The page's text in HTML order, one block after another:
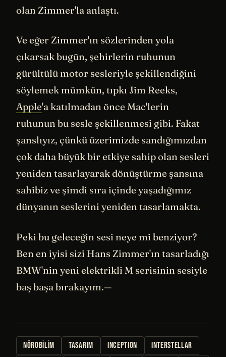
olan Zimmer'la anlaştı.
Ve eğer Zimmer'ın sözlerinden yola
çıkarsak bugün, şehirlerin ruhunun
gürültülü motor sesleriyle şekillendiğini
söylemek mümkün, tıpkı Jim Reeks,
Apple'a katılmadan önce Mac'lerin
ruhunun bu sesle şekillenmesi gibi. Fakat
şanslıyız, çünkü üzerimizde sandığımızdan
çok daha büyük bir etkiye sahip olan sesleri
yeniden tasarlayarak dönüştürme şansına
sahibiz ve şimdi sıra içinde yaşadığımız
dünyanın seslerini yeniden tasarlamakta.
Peki bu geleceğin sesi neye mi benziyor?
Ben en iyisi sizi Hans Zimmer'ın tasarladığı
BMW'nin yeni elektrikli M serisinin sesiyle
baş başa bırakayım.—
NÖROBILIM TASARIM INCEPTION
INTERSTELLAR